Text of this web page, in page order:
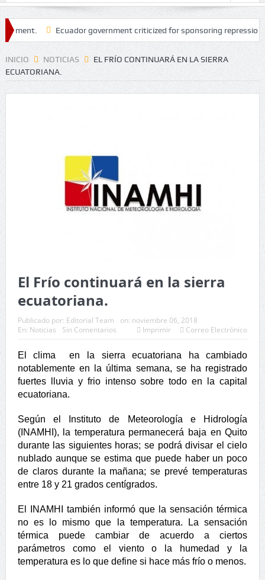
Ecuador government criticized for sponsoring repression in
INICIO NOTICIAS
EL FRÍO CONTINUARÁ EN LA SIERRA
ECUATORIANA.
El Frío continuará en la sierra
ecuatoriana.
Publicado por: Editorial Team on: noviembre 06, 2018
En: Noticias Sin Comentarios Imprimir Correo Electrónico
El clima en la sierra ecuatoriana ha cambiado
notablemente en la última semana, se ha registrado
fuertes lluvia y frio intenso sobre todo en la capital
ecuatoriana.
Según el Instituto de Meteorología e Hidrología
(INAMHI), la temperatura permanecerá baja en Quito
durante las siguientes horas; se podrá divisar el cielo
nublado aunque se estima que puede haber un poco
de claros durante la mañana; se prevé temperaturas
entre 18 y 21 grados centígrados.
El INAMHI también informó que la sensación térmica
no es lo mismo que la temperatura. La sensación
térmica puede cambiar de acuerdo a ciertos
parámetros como el viento o la humedad y la
temperatura es lo que define si hace más frío o menos.